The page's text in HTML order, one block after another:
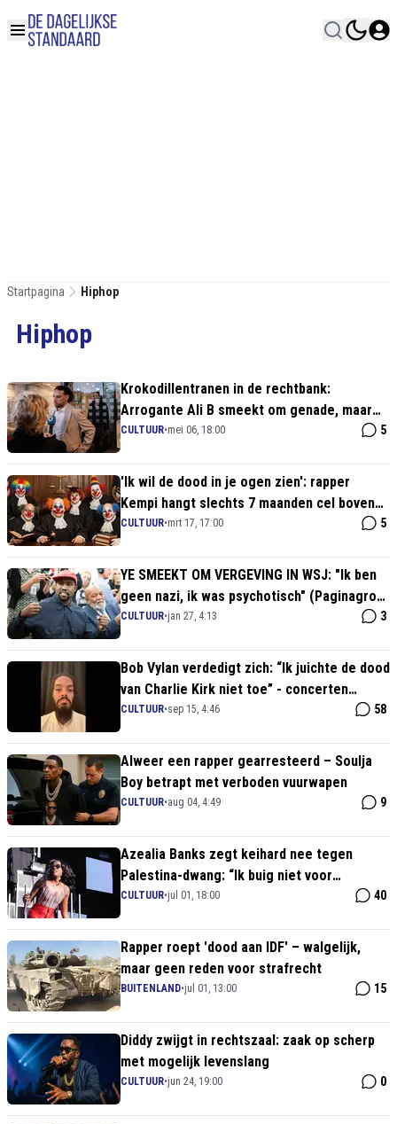
Startpagina Hiphop
Hiphop
Krokodillentranen in de rechtbank:
Arrogante Ali B smeekt om genade, maar
ontvlucht zijn eigen vonnis
CULTUUR•mei 06, 18:00 5
'Ik wil de dood in je ogen zien': rapper
Kempi hangt slechts 7 maanden cel boven
het hoofd na gruwelijke bedreigingen
CULTUUR•mrt 17, 17:00 5
YE SMEEKT OM VERGEVING IN WSJ: "Ik ben
geen nazi, ik was psychotisch" (Paginagrote
biecht!)
CULTUUR•jan 27, 4:13 3
Bob Vylan verdedigt zich: “Ik juichte de dood
van Charlie Kirk niet toe” - concerten
worden afgezegd
CULTUUR•sep 15, 4:46 58
Alweer een rapper gearresteerd – Soulja
Boy betrapt met verboden vuurwapen
CULTUUR•aug 04, 4:49 9
Azealia Banks zegt keihard nee tegen
Palestina-dwang: “Ik buig niet voor
woketerreur!”
CULTUUR•jul 01, 18:00 40
Rapper roept 'dood aan IDF' – walgelijk,
maar geen reden voor strafrecht
BUITENLAND•jul 01, 13:00 15
Diddy zwijgt in rechtszaal: zaak op scherp
met mogelijk levenslang
CULTUUR•jun 24, 19:00 0